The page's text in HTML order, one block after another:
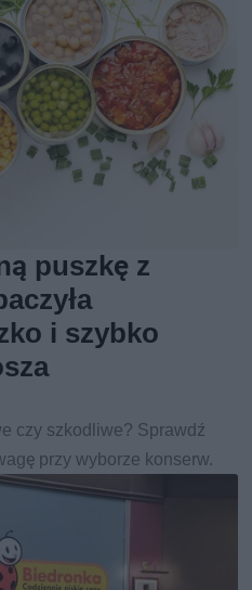
puszkę z
i szybko
czy szkodliwe? Sprawdź
przy wyborze konserw.